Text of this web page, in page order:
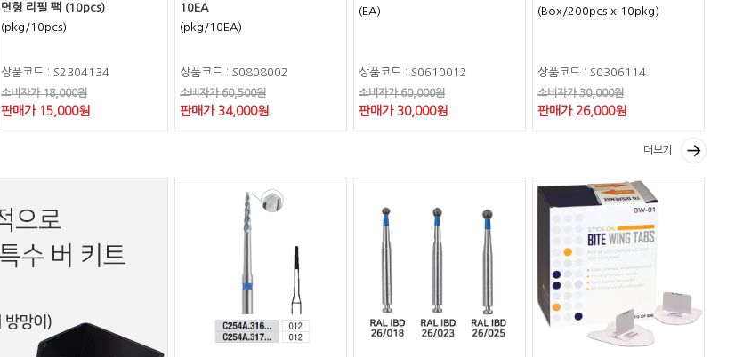
면형 리필 팩 (10pcs)
(pkg/10pcs)
상품코드 : S2304134
소비자가 18,000원
판매가 15,000원
10EA
(pkg/10EA)
상품코드 : S0808002
소비자가 60,500원
판매가 34,000원
(EA)
상품코드 : S0610012
소비자가 60,000원
판매가 30,000원
(Box/200pcs x 10pkg)
상품코드 : S0306114
소비자가 30,000원
판매가 26,000원
더보기